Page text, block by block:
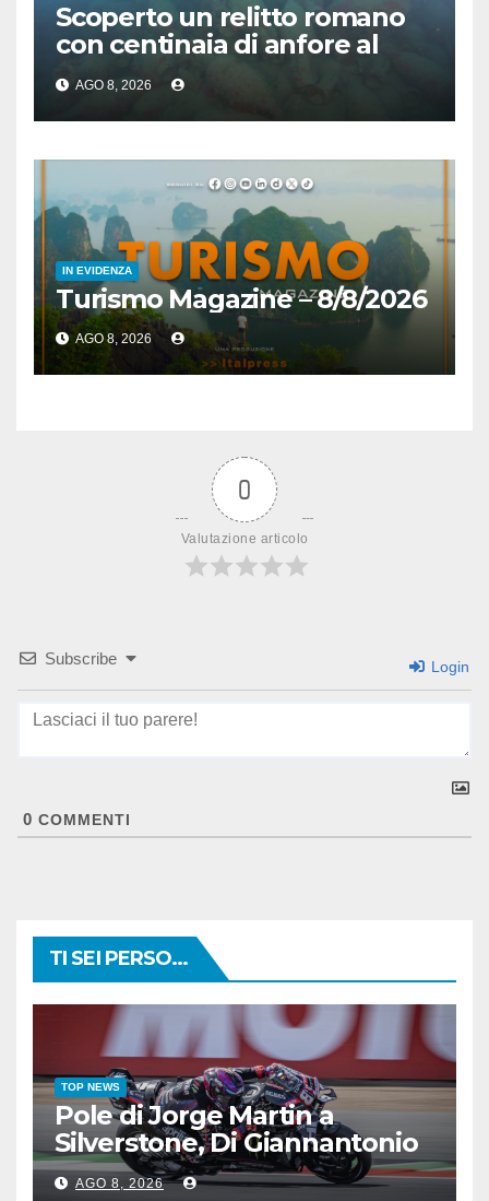
Scoperto un relitto romano
con centinaia di anfore al
largo di Mazara del Vallo
AGO 8, 2026
IN EVIDENZA
Turismo Magazine – 8/8/2026
AGO 8, 2026
0
Valutazione articolo
Subscribe Login
0 COMMENTI
TI SEI PERSO...
TOP NEWS
Pole di Jorge Martin a
Silverstone, Di Giannantonio
4°, Bezzecchi 5°
AGO 8, 2026